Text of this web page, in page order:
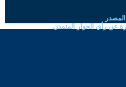
عن رأي الحوار المتمدن